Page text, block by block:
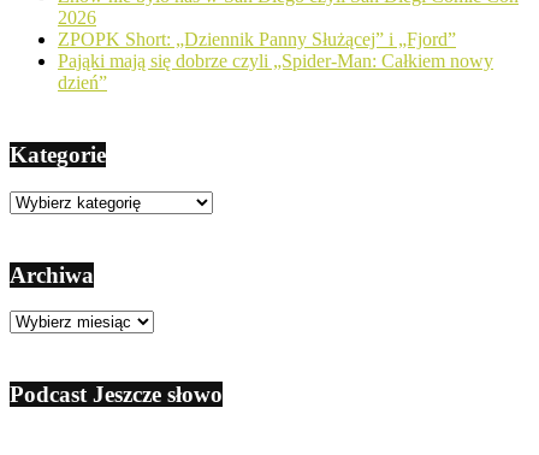
2026
ZPOPK Short: „Dziennik Panny Służącej” i „Fjord”
Pająki mają się dobrze czyli „Spider-Man: Całkiem nowy
dzień”
Kategorie
Kategorie
Archiwa
Archiwa
Podcast Jeszcze słowo